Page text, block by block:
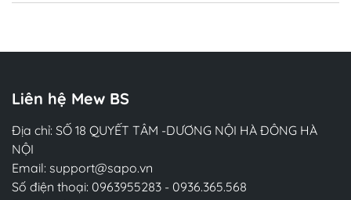
Liên hệ Mew BS
Địa chỉ: SỐ 18 QUYẾT TÂM -DƯƠNG NỘI HÀ ĐÔNG HÀ
NỘI
Email: support@sapo.vn
Số điện thoại: 0963955283 - 0936.365.568